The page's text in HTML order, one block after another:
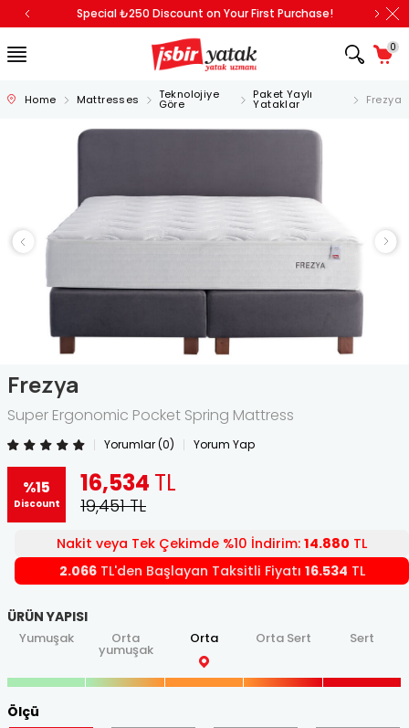
Special ₺250 Discount on Your First Purchase!
0
Home Mattresses Teknolojiye
Göre
Paket Yaylı
Yataklar Frezya
Frezya
Super Ergonomic Pocket Spring Mattress
Yorumlar (0) Yorum Yap
%15
Discount
16,534 TL
19,451TL
Nakit veya Tek Çekimde %10 İndirim: 14.880 TL
2.066TL'den Başlayan Taksitli Fiyatı 16.534 TL
ÜRÜN YAPISI
Yumuşak Orta
yumuşak
Orta Orta Sert Sert
Ölçü